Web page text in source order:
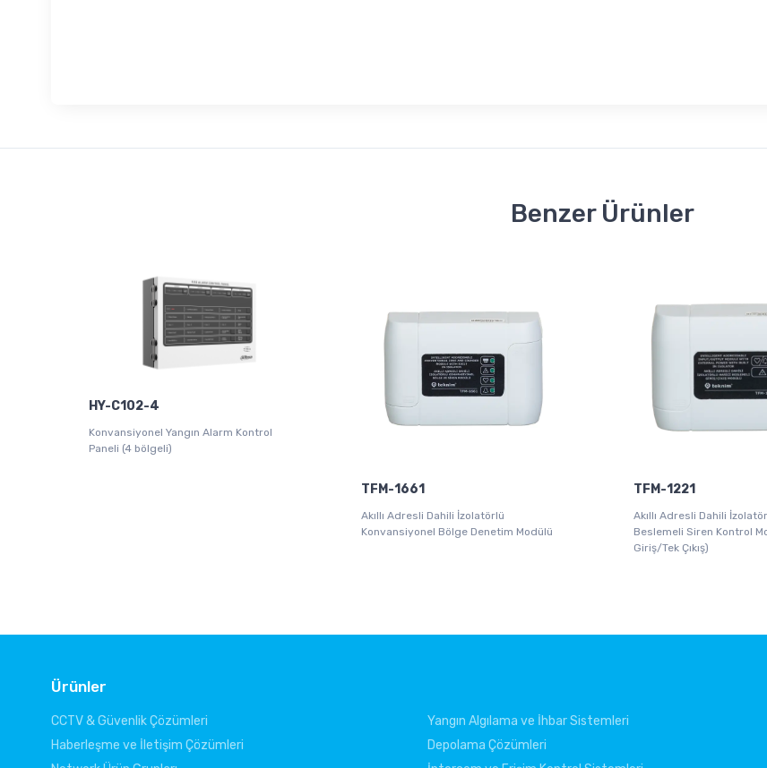
Benzer Ürünler
HY-C102-4
Konvansiyonel Yangın Alarm Kontrol
Paneli (4 bölgeli)
TFM-1661
Akıllı Adresli Dahili İzolatörlü
Konvansiyonel Bölge Denetim Modülü
TFM-1221
Akıllı Adresli Dahili
Beslemeli Siren Kontrol
Giriş/Tek Çıkış)
Ürünler
CCTV & Güvenlik Çözümleri
Haberleşme ve İletişim Çözümleri
Yangın Algılama ve İhbar Sistemleri
Depolama Çözümleri